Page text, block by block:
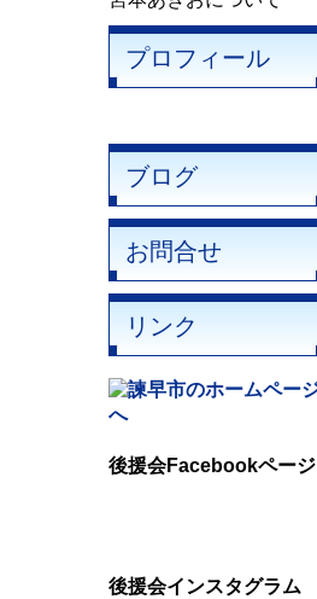
プロフィール
ブログ
お問合せ
リンク
後援会Facebookページ
後援会インスタグラム